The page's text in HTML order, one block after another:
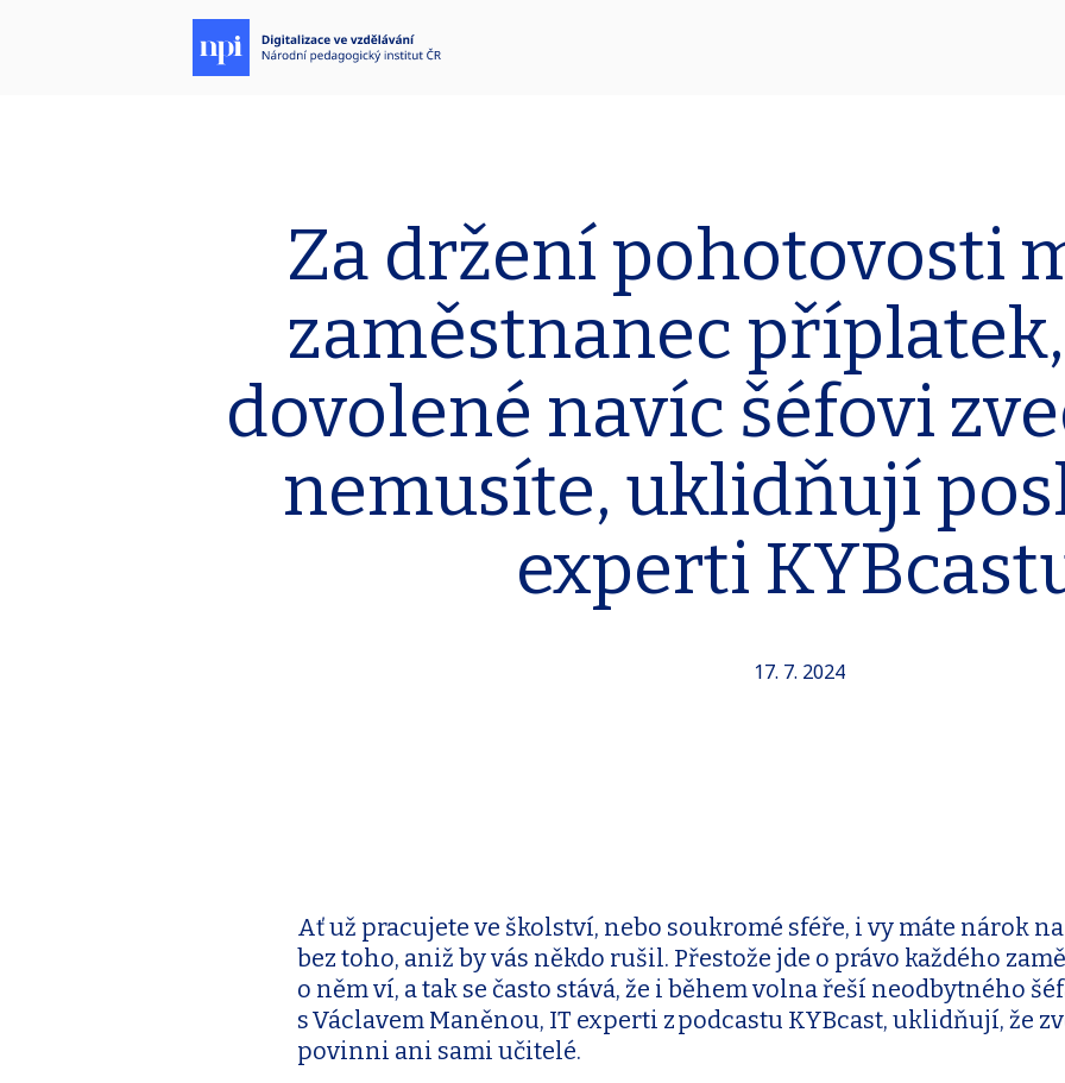
Za držení pohotovosti
zaměstnanec
dovolené navíc šéfovi
nemusíte, uklidňují
experti
17. 7. 2024
Ať už pracujete ve školství, nebo soukromé sféře, i vy máte nárok
bez toho, aniž by vás někdo rušil. Přestože jde o právo každého
o něm ví, a tak se často stává, že i během volna řeší neodbytného
s Václavem Maněnou, IT experti z podcastu KYBcast, uklidňují, že
povinni ani sami učitelé.